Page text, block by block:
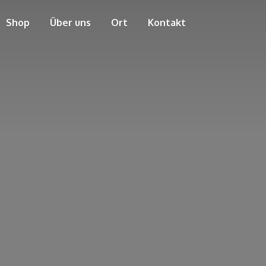
Shop Über uns Ort Kontakt